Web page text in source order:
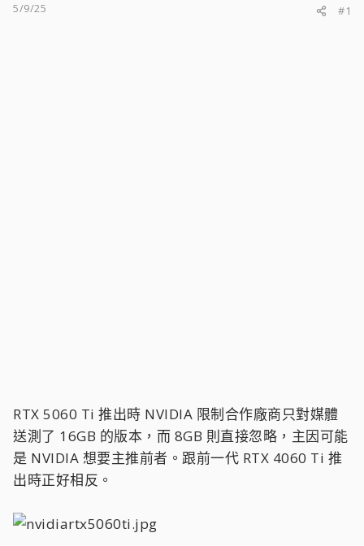
5/9/25
#1
RTX 5060 Ti 推出時 NVIDIA 限制合作廠商只對媒體
送測了 16GB 的版本，而 8GB 則直接忽略，主因可能
是 NVIDIA 想要主推前者。跟前一代 RTX 4060 Ti 推
出時正好相反。